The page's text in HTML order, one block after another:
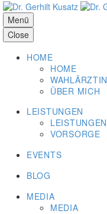
Menü
Close
HOME
HOME
WAHLÄRZTIN
ÜBER MICH
LEISTUNGEN
LEISTUNGEN
VORSORGE
EVENTS
BLOG
MEDIA
MEDIA